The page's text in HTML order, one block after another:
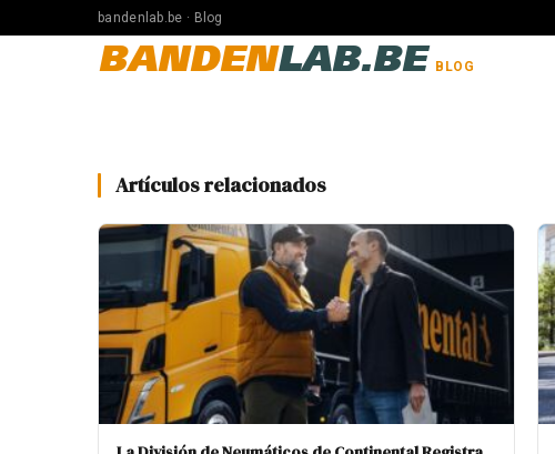
bandenlab.be · Blog
BANDENLAB.BE BLOG
Artículos relacionados